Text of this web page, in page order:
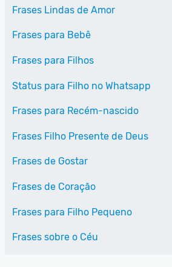
Frases Lindas de Amor
Frases para Bebê
Frases para Filhos
Status para Filho no Whatsapp
Frases para Recém-nascido
Frases Filho Presente de Deus
Frases de Gostar
Frases de Coração
Frases para Filho Pequeno
Frases sobre o Céu